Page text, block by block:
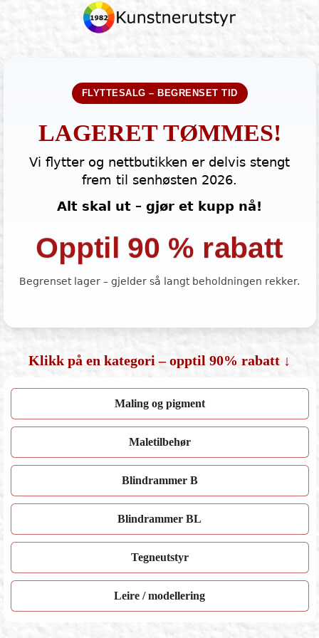
FLYTTESALG – BEGRENSET TID
LAGERET TØMMES!
Vi flytter og nettbutikken er delvis stengt
frem til senhøsten 2026.
Alt skal ut – gjør et kupp nå!
Opptil 90 % rabatt
Begrenset lager – gjelder så langt beholdningen rekker.
Klikk på en kategori – opptil 90% rabatt ↓
Maling og pigment
Maletilbehør
Blindrammer B
Blindrammer BL
Tegneutstyr
Leire / modellering